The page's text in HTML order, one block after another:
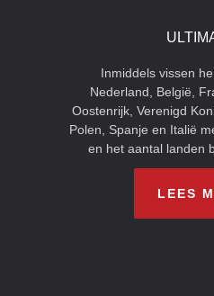
Inmiddels vissen
Nederland, België,
Oostenrijk, Verenigd
Polen, Spanje en Italië
en het aantal landen
LEES